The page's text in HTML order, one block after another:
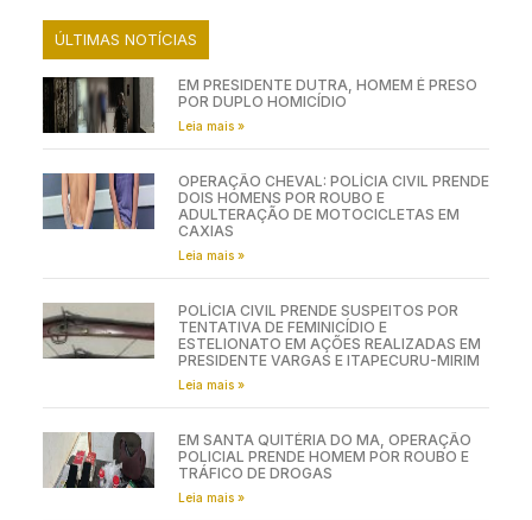
ÚLTIMAS NOTÍCIAS
EM PRESIDENTE DUTRA, HOMEM É PRESO
POR DUPLO HOMICÍDIO
Leia mais »
OPERAÇÃO CHEVAL: POLÍCIA CIVIL PRENDE
DOIS HOMENS POR ROUBO E
ADULTERAÇÃO DE MOTOCICLETAS EM
CAXIAS
Leia mais »
POLÍCIA CIVIL PRENDE SUSPEITOS POR
TENTATIVA DE FEMINICÍDIO E
ESTELIONATO EM AÇÕES REALIZADAS EM
PRESIDENTE VARGAS E ITAPECURU-MIRIM
Leia mais »
EM SANTA QUITÉRIA DO MA, OPERAÇÃO
POLICIAL PRENDE HOMEM POR ROUBO E
TRÁFICO DE DROGAS
Leia mais »